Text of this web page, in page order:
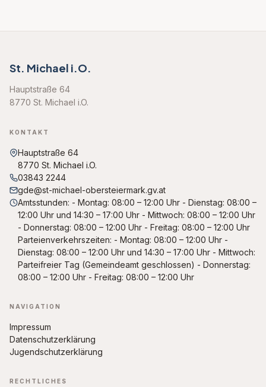
St. Michael i.O.
Hauptstraße 64
8770 St. Michael i.O.
KONTAKT
Hauptstraße 64
8770 St. Michael i.O.
03843 2244
gde@st-michael-obersteiermark.gv.at
Amtsstunden: - Montag: 08:00 – 12:00 Uhr - Dienstag: 08:00 –
12:00 Uhr und 14:30 – 17:00 Uhr - Mittwoch: 08:00 – 12:00 Uhr
- Donnerstag: 08:00 – 12:00 Uhr - Freitag: 08:00 – 12:00 Uhr
Parteienverkehrszeiten: - Montag: 08:00 – 12:00 Uhr -
Dienstag: 08:00 – 12:00 Uhr und 14:30 – 17:00 Uhr - Mittwoch:
Parteifreier Tag (Gemeindeamt geschlossen) - Donnerstag:
08:00 – 12:00 Uhr - Freitag: 08:00 – 12:00 Uhr
NAVIGATION
Impressum
Datenschutzerklärung
Jugendschutzerklärung
RECHTLICHES